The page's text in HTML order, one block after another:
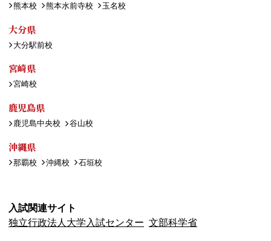
熊本校 熊本水前寺校 玉名校
大分県
大分駅前校
宮崎県
宮崎校
鹿児島県
鹿児島中央校 谷山校
沖縄県
那覇校 沖縄校 石垣校
入試関連サイト
独立行政法人大学入試センター 文部科学省